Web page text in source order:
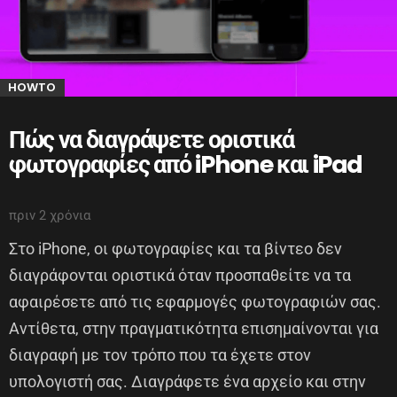
HOWTO
Πώς να διαγράψετε οριστικά
φωτογραφίες από iPhone και iPad
πριν 2 χρόνια
Στο iPhone, οι φωτογραφίες και τα βίντεο δεν
διαγράφονται οριστικά όταν προσπαθείτε να τα
αφαιρέσετε από τις εφαρμογές φωτογραφιών σας.
Αντίθετα, στην πραγματικότητα επισημαίνονται για
διαγραφή με τον τρόπο που τα έχετε στον
υπολογιστή σας. Διαγράφετε ένα αρχείο και στην